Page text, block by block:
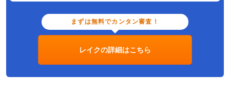
まずは無料でカンタン審査！
レイクの詳細はこちら